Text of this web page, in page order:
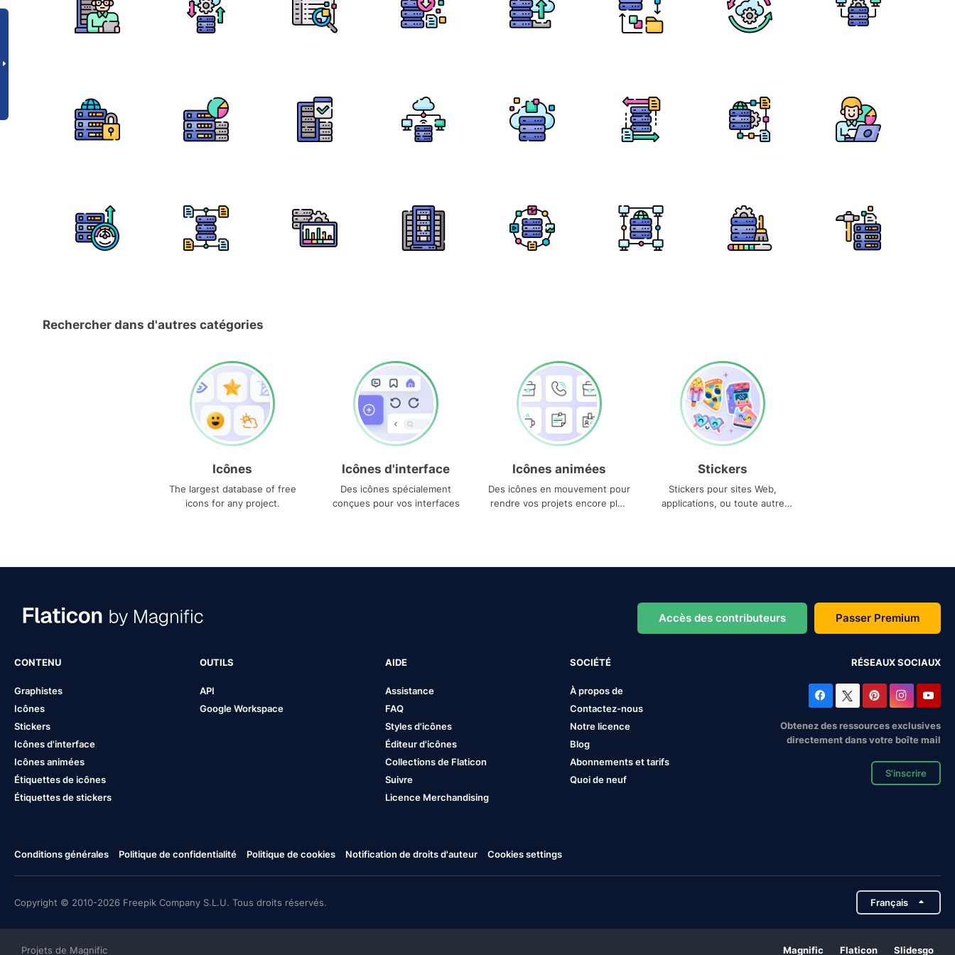
Rechercher dans d'autres catégories
Icônes
The largest database of free
icons for any project.
Icônes d'interface
Des icônes spécialement
conçues pour vos interfaces
Icônes animées
Des icônes en mouvement pour
rendre vos projets encore plus
Stickers
Stickers pour sites Web,
applications, ou toute autre
Accès des contributeurs Passer Premium
CONTENU
Graphistes
Icônes
Stickers
Icônes d'interface
Icônes animées
Étiquettes de icônes
Étiquettes de stickers
OUTILS
API
Google Workspace
AIDE
Assistance
FAQ
Styles d'icônes
Éditeur d'icônes
Collections de Flaticon
Suivre
Licence Merchandising
SOCIÉTÉ
À propos de
Contactez-nous
Notre licence
Blog
Abonnements et tarifs
Quoi de neuf
RÉSEAUX SOCIAUX
Obtenez des ressources exclusives
directement dans votre boîte mail
S'inscrire
Conditions générales Politique de confidentialité Politique de cookies Notification de droits d'auteur Cookies settings
Copyright © 2010-2026 Freepik Company S.L.U. Tous droits réservés. Français
Projets de Magnific Magnific Flaticon Slidesgo